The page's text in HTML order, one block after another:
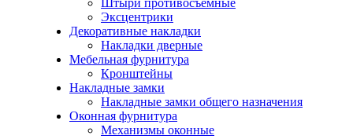
Штыри противосъёмные
Эксцентрики
Декоративные накладки
Накладки дверные
Мебельная фурнитура
Кронштейны
Накладные замки
Накладные замки общего назначения
Оконная фурнитура
Механизмы оконные